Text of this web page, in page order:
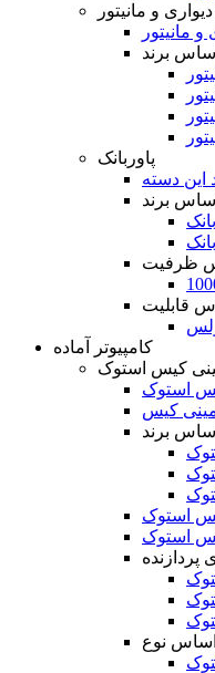
دیواری و مانیتور
و مانیتور
اساس برند
پاوربانک
این دسته
برند
ظرفیت
قابلیت
کامپیوتر آماده
کیس استوک
کیس
برند
نوع